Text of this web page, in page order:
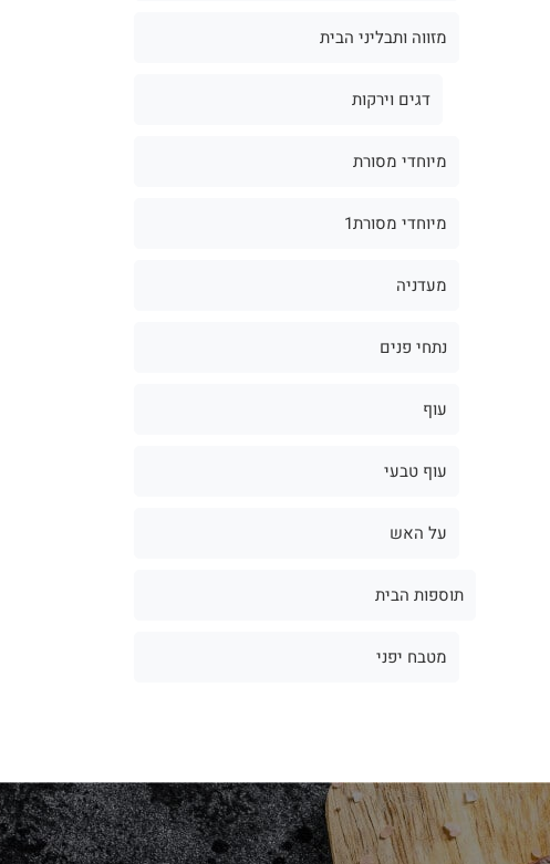
מזווה ותבליני הבית
דגים וירקות
מיוחדי מסורת
מיוחדי מסורת1
מעדניה
נתחי פנים
עוף
עוף טבעי
על האש
תוספות הבית
מטבח יפני